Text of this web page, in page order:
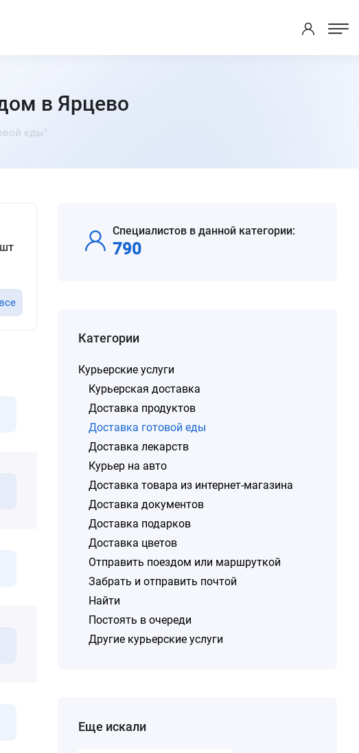
в Ярцево
еды".
Специалистов в данной категории:
790
Категории
Курьерские услуги
Курьерская доставка
Доставка продуктов
Доставка готовой еды
Доставка лекарств
Курьер на авто
Доставка товара из интернет-магазина
Доставка документов
Доставка подарков
Доставка цветов
Отправить поездом или маршруткой
Забрать и отправить почтой
Найти
Постоять в очереди
Другие курьерские услуги
Еще искали